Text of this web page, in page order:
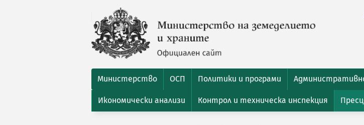
Министерство ОСП Политики и програми
Икономически анализи Контрол и техническа инспекция